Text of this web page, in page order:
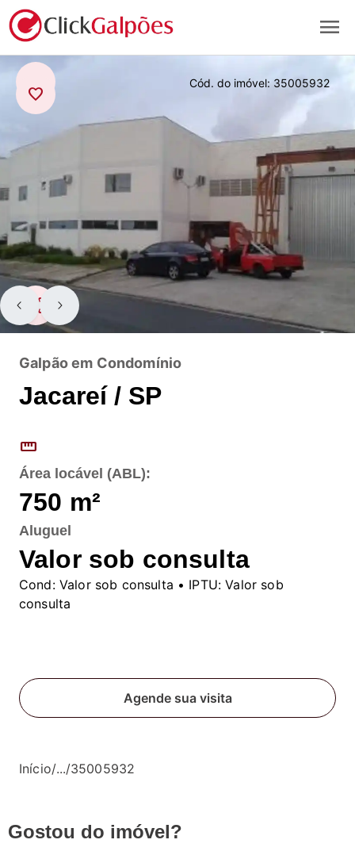
menu
Galpão em Condomínio
Jacareí / SP
straighten
Área locável (ABL):
750 m²
Aluguel
Valor sob consulta
Cond:Valor sob consulta • IPTU: Valor sob
consulta
Agende sua visita
Cód. do imóvel: 35005932
favorite
arrow_back
Início/.../35005932
Gostou do imóvel?